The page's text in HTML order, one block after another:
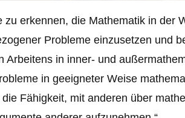
erkennen, die Mathematik in der
Probleme einzusetzen und
in inner- und
in geeigneter Weise
Fähigkeit, mit anderen über